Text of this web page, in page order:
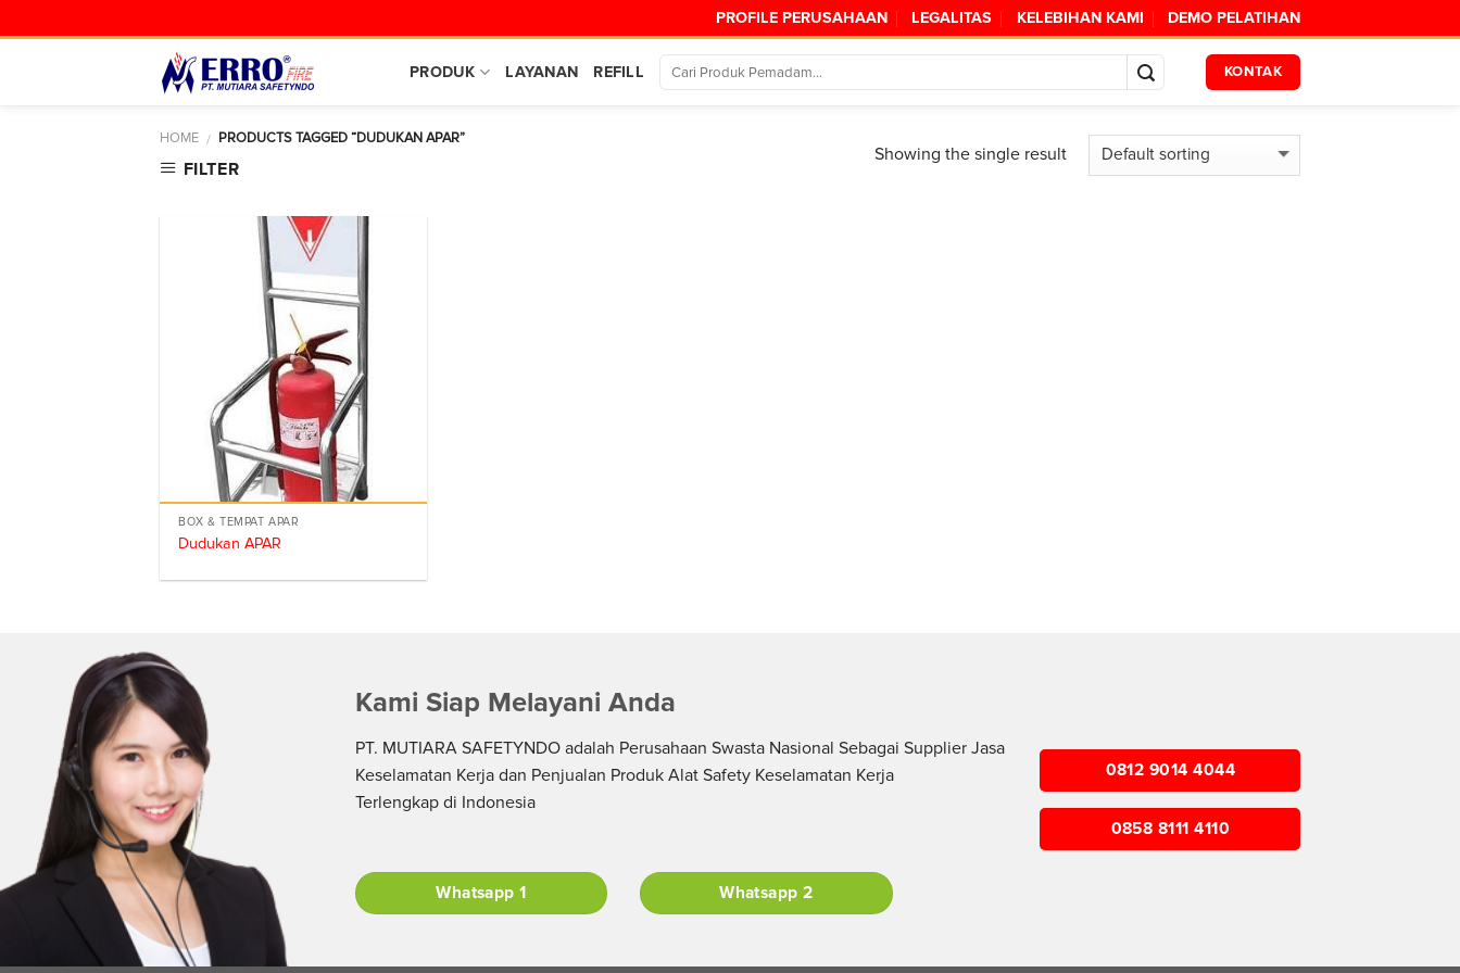
to
PROFILE PERUSAHAAN LEGALITAS KELEBIHAN KAMI DEMO PELATIHAN
PRODUK LAYANAN REFILL KONTAK
HOME / PRODUCTS TAGGED “DUDUKAN APAR”
FILTER
Showing the single result
BOX & TEMPAT APAR
Dudukan APAR
Kami Siap Melayani Anda
PT. MUTIARA SAFETYNDO adalah Perusahaan Swasta Nasional Sebagai Supplier Jasa
Keselamatan Kerja dan Penjualan Produk Alat Safety Keselamatan Kerja
Terlengkap di Indonesia
Whatsapp 1 Whatsapp 2
0812 9014 4044
0858 8111 4110